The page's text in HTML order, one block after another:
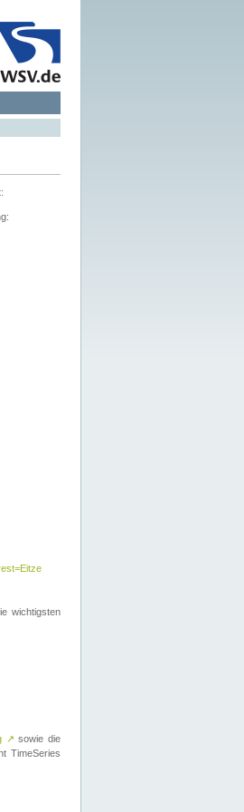
wichtigsten
↗ sowie die
TimeSeries